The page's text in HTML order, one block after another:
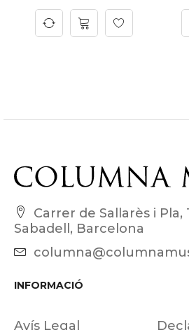
Carrer de Sallarès i Pla,
Sabadell, Barcelona
INFORMACIÓ
Avís Legal